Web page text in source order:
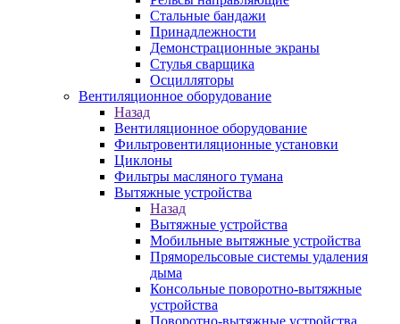
Стальные бандажи
Принадлежности
Демонстрационные экраны
Стулья сварщика
Осцилляторы
Вентиляционное оборудование
Назад
Вентиляционное оборудование
Фильтровентиляционные установки
Циклоны
Фильтры масляного тумана
Вытяжные устройства
Назад
Вытяжные устройства
Мобильные вытяжные устройства
Пряморельсовые системы удаления
дыма
Консольные поворотно-вытяжные
устройства
Поворотно-вытяжные устройства